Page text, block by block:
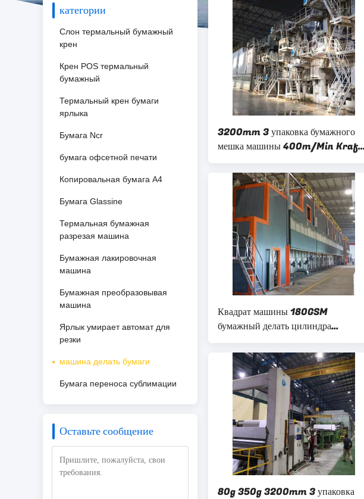
категории
Слон термальный бумажный
крен
Крен POS термальный
бумажный
Термальный крен бумаги
ярлыка
Бумага Ncr
бумага офсетной печати
Копировальная бумага A4
Бумага Glassine
Термальная бумажная
разрезая машина
Бумажная лакировочная
машина
Бумажная преобразовывая
машина
Ярлык умирает автомат для
резки
машина делать бумаги
Бумага переноса сублимации
Оставьте сообщение
3200mm 3 упаковка бумажного
мешка машины 400m/Min Kraft
бумажный делать провода
Квадрат машины 180GSM
бумажный делать цилиндра
400/Min 3200MM нижний
бумажный мешок
80g 350g 3200mm 3 упаковка